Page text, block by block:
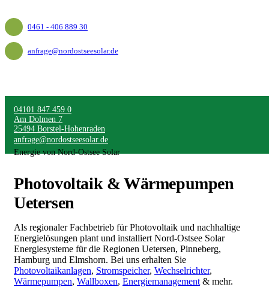
0461 - 406 889 30
anfrage@nordostseesolar.de
04101 847 459 0
Am Dolmen 7
25494 Borstel-Hohenraden
anfrage@nordostseesolar.de
Energie von Nord-Ostsee Solar
Photovoltaik & Wärmepumpen
Uetersen
Als regionaler Fachbetrieb für Photovoltaik und nachhaltige
Energielösungen plant und installiert Nord-Ostsee Solar
Energiesysteme für die Regionen Uetersen, Pinneberg,
Hamburg und Elmshorn. Bei uns erhalten Sie
Photovoltaikanlagen, Stromspeicher, Wechselrichter,
Wärmepumpen, Wallboxen, Energiemanagement & mehr.